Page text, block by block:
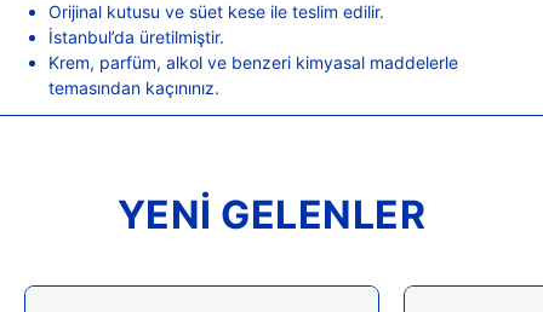
Orijinal kutusu ve süet kese ile teslim edilir.
İstanbul’da üretilmiştir.
Krem, parfüm, alkol ve benzeri kimyasal maddelerle
temasından kaçınınız.
YENİ GELENLER